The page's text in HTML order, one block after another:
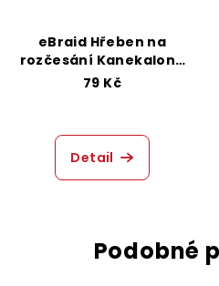
eBraid Hřeben na
rozčesání Kanekalonu
- Růžový
79 Kč
Detail
Podobné